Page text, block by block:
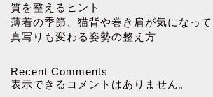
質を整えるヒント
薄着の季節、猫背や巻き肩が気になっ
真写りも変わる姿勢の整え方
Recent Comments
表示できるコメントはありません。